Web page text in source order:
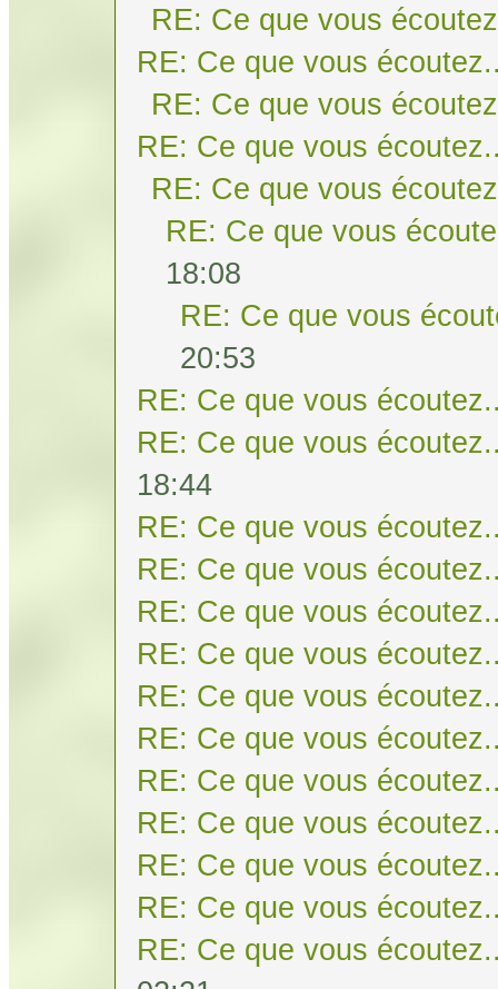
RE: Ce que vous
RE: Ce que vous
RE: Ce que vous
RE: Ce que vous
RE: Ce que vous
RE: Ce que vous
18:08
RE: Ce que vous
20:53
RE: Ce que vous
RE: Ce que vous
18:44
RE: Ce que vous
RE: Ce que vous
RE: Ce que vous
RE: Ce que vous
RE: Ce que vous
RE: Ce que vous
RE: Ce que vous
RE: Ce que vous
RE: Ce que vous
RE: Ce que vous
RE: Ce que vous